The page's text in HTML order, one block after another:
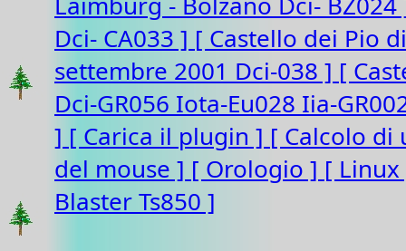
Dci- CA033 ] [ Castello dei Pio
settembre 2001 Dci-038 ] [
Dci-GR056 Iota-Eu028 Iia-
] [ Carica il plugin ] [ Calcolo
del mouse ] [ Orologio ] [
Blaster Ts850 ]